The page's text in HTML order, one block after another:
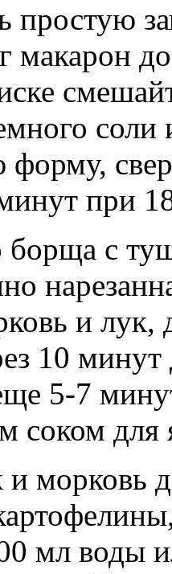
простую
макарон
при
с
и лук,
10
5-7
для
морковь
мл воды